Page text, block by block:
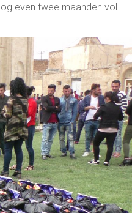
even twee maanden vol